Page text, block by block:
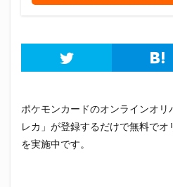
ポケモンカードのオンラインオリ
レカ 」が登録するだけで無料で
を実施中です。